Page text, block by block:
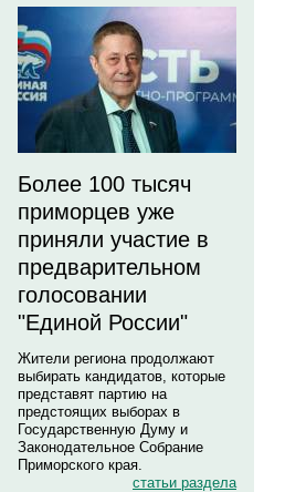
Более 100 тысяч
приморцев уже
приняли участие в
предварительном
голосовании
"Единой России"
Жители региона продолжают
выбирать кандидатов, которые
представят партию на
предстоящих выборах в
Государственную Думу и
Законодательное Собрание
Приморского края.
статьи раздела